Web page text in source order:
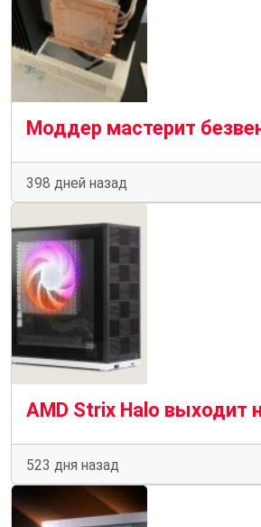
398 дней назад
523 дня назад